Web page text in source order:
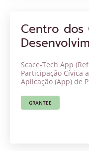
Centro dos
Scace-Tech App
Participação Cívica
Aplicação (App) de
nigerianas de
GRANTEE